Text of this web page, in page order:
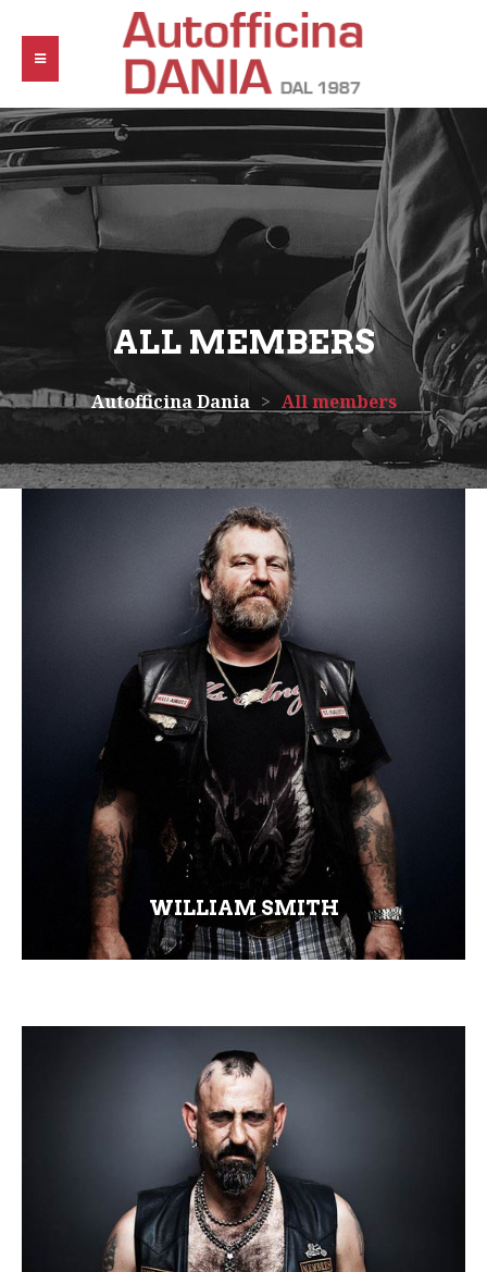
ALL MEMBERS
Autofficina Dania > All members
WILLIAM SMITH